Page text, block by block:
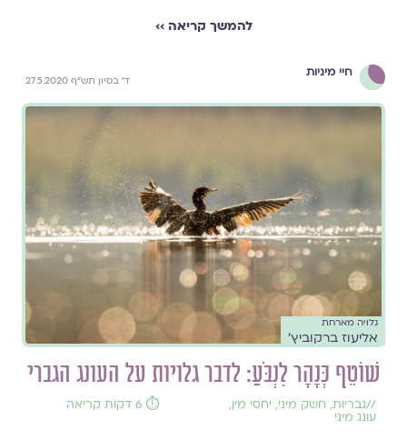
להמשך קריאה ››
חיי מיניות
ד' בסיון תש"ף 27.5.2020
גלויה מארחת
אליעוז ברקוביץ'
שׁוֹטֵף כְּנָהָר לִנְבֹּעַ: לדבר גלויות על העונג הגברי
//גבריות, חשק מיני, יחסי מין,
עונג מיני
⏱️ 6 דקות קריאה